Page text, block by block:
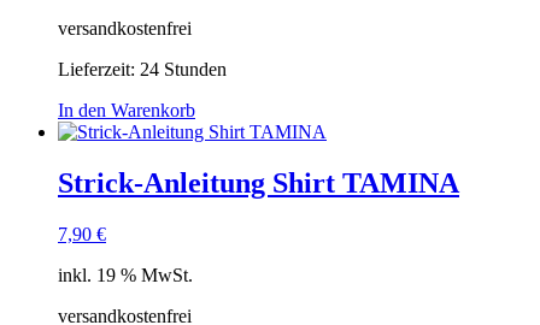
versandkostenfrei
Lieferzeit: 24 Stunden
In den Warenkorb
Strick-Anleitung Shirt TAMINA
7,90 €
inkl. 19 % MwSt.
versandkostenfrei